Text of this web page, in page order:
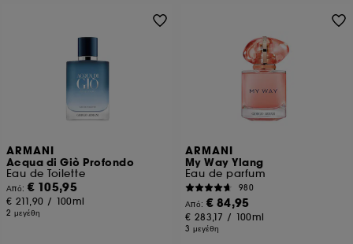
ARMANI
Acqua di Giò Profondo
Eau de Toilette
Από: € 105,95
€ 211,90 / 100ml
2 μεγέθη
ARMANI
My Way Ylang
Eau de parfum
980
Από: € 84,95
€ 283,17 / 100ml
3 μεγέθη